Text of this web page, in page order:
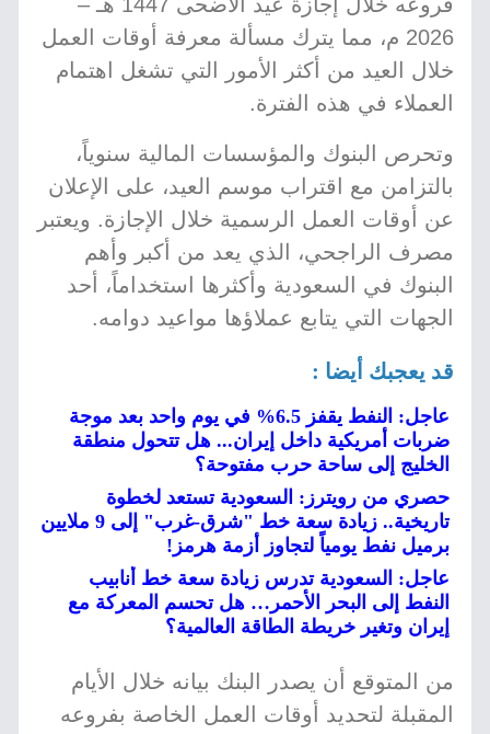
2026 م، مما يترك مسألة معرفة أوقات العمل
خلال العيد من أكثر الأمور التي تشغل اهتمام
العملاء في هذه الفترة.
وتحرص البنوك والمؤسسات المالية سنوياً،
بالتزامن مع اقتراب موسم العيد، على الإعلان
عن أوقات العمل الرسمية خلال الإجازة. ويعتبر
مصرف الراجحي، الذي يعد من أكبر وأهم
البنوك في السعودية وأكثرها استخداماً، أحد
الجهات التي يتابع عملاؤها مواعيد دوامه.
قد يعجبك أيضا :
عاجل: النفط يقفز 6.5% في يوم واحد بعد موجة
ضربات أمريكية داخل إيران... هل تتحول منطقة
الخليج إلى ساحة حرب مفتوحة؟
حصري من رويترز: السعودية تستعد لخطوة
تاريخية.. زيادة سعة خط "شرق-غرب" إلى 9 ملايين
برميل نفط يومياً لتجاوز أزمة هرمز!
عاجل: السعودية تدرس زيادة سعة خط أنابيب
النفط إلى البحر الأحمر… هل تحسم المعركة مع
إيران وتغير خريطة الطاقة العالمية؟
من المتوقع أن يصدر البنك بيانه خلال الأيام
المقبلة لتحديد أوقات العمل الخاصة بفروعه